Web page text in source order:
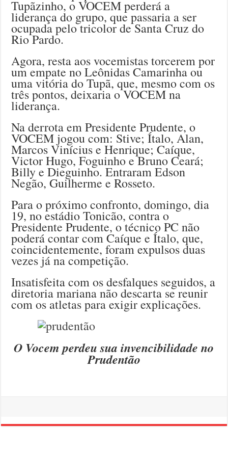
Tupãzinho, o VOCEM perderá a
liderança do grupo, que passaria a ser
ocupada pelo tricolor de Santa Cruz do
Rio Pardo.
Agora, resta aos vocemistas torcerem por
um empate no Leônidas Camarinha ou
uma vitória do Tupã, que, mesmo com os
três pontos, deixaria o VOCEM na
liderança.
Na derrota em Presidente Prudente, o
VOCEM jogou com: Stive; Ítalo, Alan,
Marcos Vinícius e Henrique; Caíque,
Victor Hugo, Foguinho e Bruno Ceará;
Billy e Dieguinho. Entraram Edson
Negão, Guilherme e Rosseto.
Para o próximo confronto, domingo, dia
19, no estádio Tonicão, contra o
Presidente Prudente, o técnico PC não
poderá contar com Caíque e Ítalo, que,
coincidentemente, foram expulsos duas
vezes já na competição.
Insatisfeita com os desfalques seguidos, a
diretoria mariana não descarta se reunir
com os atletas para exigir explicações.
O Vocem perdeu sua invencibilidade no
Prudentão